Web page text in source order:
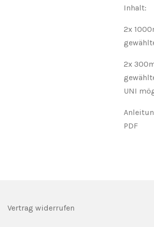
Inhalt:
2x
2x
UNI
PDF
Vertrag widerrufen